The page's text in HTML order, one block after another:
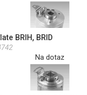
BRIH, BRID
Na dotaz